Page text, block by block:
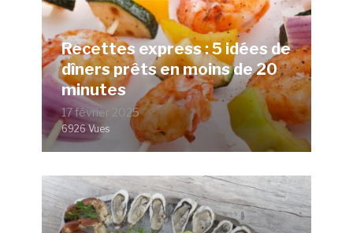
Recettes express : 5 idées de
dîners prêts en moins de 20
minutes
17 février 2025
6926 Vues